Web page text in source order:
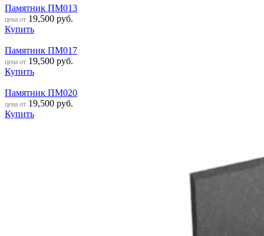
Памятник ПМ013
цена от 19,500 руб.
Купить
Памятник ПМ017
цена от 19,500 руб.
Купить
Памятник ПМ020
цена от 19,500 руб.
Купить